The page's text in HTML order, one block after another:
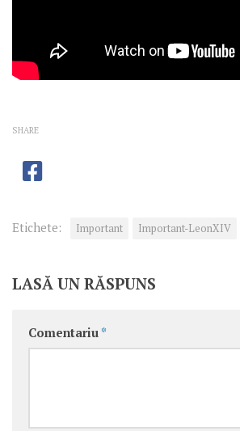
SHARE
Etichete: Important Important-LeonXIV
LASĂ UN RĂSPUNS
Comentariu *